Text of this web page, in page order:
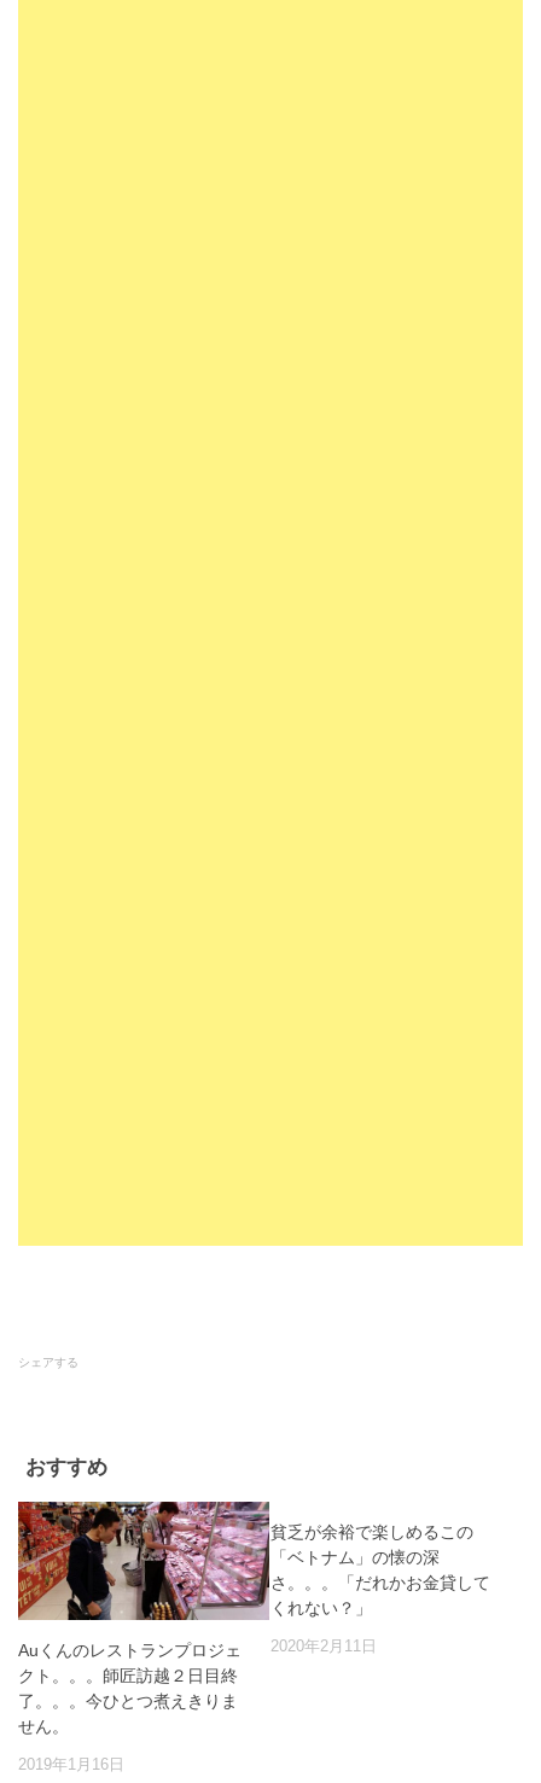
シェアする
おすすめ
Auくんのレストランプロジェ
クト。。。師匠訪越２日目終
了。。。今ひとつ煮えきりま
せん。
2019年1月16日
貧乏が余裕で楽しめるこの
「ベトナム」の懐の深
さ。。。「だれかお金貸して
くれない？」
2020年2月11日